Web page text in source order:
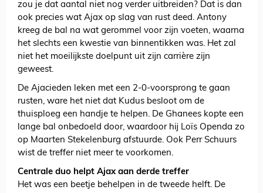
zou je dat aantal niet nog verder uitbreiden? Dat is dan
ook precies wat Ajax op slag van rust deed. Antony
kreeg de bal na wat gerommel voor zijn voeten, waarna
het slechts een kwestie van binnentikken was. Het zal
niet het moeilijkste doelpunt uit zijn carrière zijn
geweest.
De Ajacieden leken met een 2-0-voorsprong te gaan
rusten, ware het niet dat Kudus besloot om de
thuisploeg een handje te helpen. De Ghanees kopte een
lange bal onbedoeld door, waardoor hij Loïs Openda zo
op Maarten Stekelenburg afstuurde. Ook Perr Schuurs
wist de treffer niet meer te voorkomen.
Centrale duo helpt Ajax aan derde treffer
Het was een beetje behelpen in de tweede helft. De